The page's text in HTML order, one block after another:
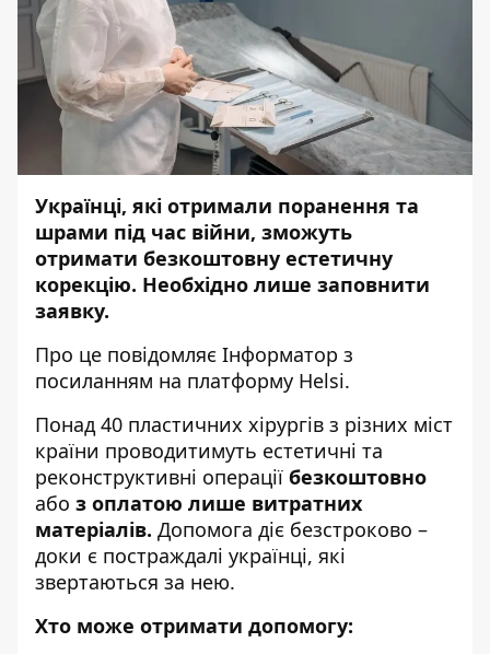
Українці, які отримали поранення та
шрами під час війни, зможуть
отримати безкоштовну естетичну
корекцію. Необхідно лише заповнити
заявку.
Про це повідомляє Інформатор з
посиланням на платформу Helsi.
Понад 40 пластичних хірургів з різних міст
країни проводитимуть естетичні та
реконструктивні операції безкоштовно
або з оплатою лише витратних
матеріалів. Допомога діє безстроково –
доки є постраждалі українці, які
звертаються за нею.
Хто може отримати допомогу: